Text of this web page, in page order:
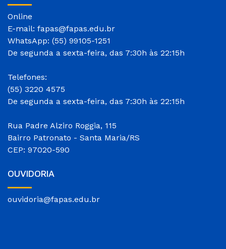
Online
E-mail: fapas@fapas.edu.br
WhatsApp: (55) 99105-1251
De segunda a sexta-feira, das 7:30h às 22:15h
Telefones:
(55) 3220 4575
De segunda a sexta-feira, das 7:30h às 22:15h
Rua Padre Alziro Roggia, 115
Bairro Patronato - Santa Maria/RS
CEP: 97020-590
OUVIDORIA
ouvidoria@fapas.edu.br